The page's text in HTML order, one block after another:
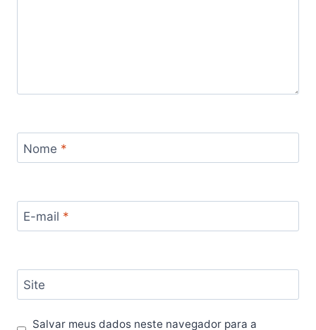
Nome *
E-mail *
Site
Salvar meus dados neste navegador para a